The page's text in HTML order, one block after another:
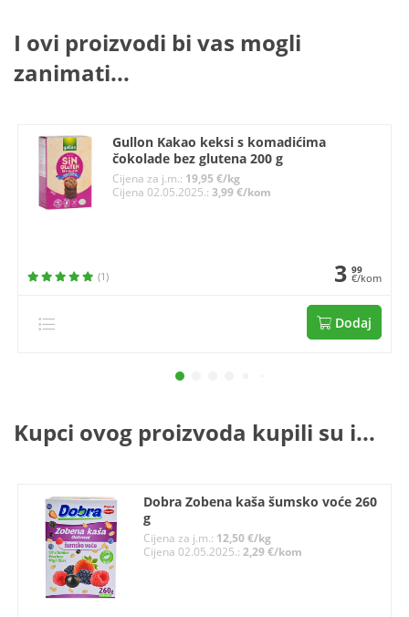
I ovi proizvodi bi vas mogli
zanimati...
Gullon Kakao keksi s komadićima
čokolade bez glutena 200 g
Cijena za j.m.: 19,95 €/kg
Cijena 02.05.2025.:3,99 €/kom
(1) 3 99
€/kom
Dodaj
Kupci ovog proizvoda kupili su i...
Dobra Zobena kaša šumsko voće 260
g
Cijena za j.m.: 12,50 €/kg
Cijena 02.05.2025.: 2,29 €/kom